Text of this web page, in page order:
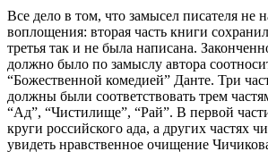
Все дело в том, что замысел писателя не
воплощения: вторая часть книги
третья так и не была написана.
должно было по замыслу автора
“Божественной комедией” Данте. Три
должны были соответствовать трем
“Ад”, “Чистилище”, “Рай”. В первой
круги российского ада, а других частях
увидеть нравственное очищение